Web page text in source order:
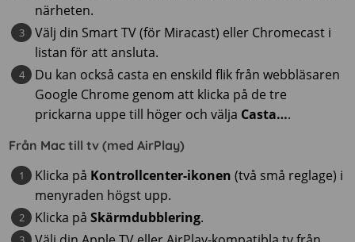
närheten.
Välj din Smart TV (för Miracast) eller Chromecast i
listan för att ansluta.
Du kan också casta en enskild flik från webbläsaren
Google Chrome genom att klicka på de tre
prickarna uppe till höger och välja Casta….
Från Mac till tv (med AirPlay)
Klicka på Kontrollcenter-ikonen (två små reglage) i
menyraden högst upp.
Klicka påSkärmdubblering.